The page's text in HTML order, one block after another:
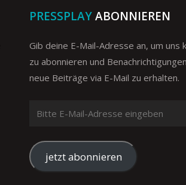
PRESSPLAYABONNIEREN
Gib deine E-Mail-Adresse an, um uns
zu abonnieren und
neue Beiträge via E-Mail zu erhalten.
Mail-
Adresse
eingeben
jetzt abonnieren